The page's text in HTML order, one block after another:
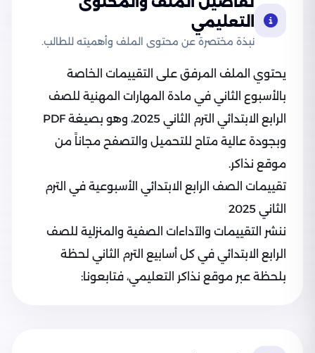
التعليمي
نبذة مختصرة عن محتوى الملف وأهميته للطالب.
يحتوي الملف المرفق على التقييمات الخاصة
بالأسبوع الثاني في مادة المهارات المهنية للصف
الرابع الابتدائي الترم الثاني 2025، وهو بصيغة PDF
وبجودة عالية متاح للتحميل والتصفح مجاناً من
موقع نذاكر.
تقييمات الصف الرابع الابتدائي الأسبوعية في الترم
الثاني 2025
ننشر التقييمات والآداءات الصفية والمنزلية للصف
الرابع الابتدائي في كل أسابيع الترم الثاني لحظة
بلحظة عبر موقع نذاكر التعليمي، فتابعونا: